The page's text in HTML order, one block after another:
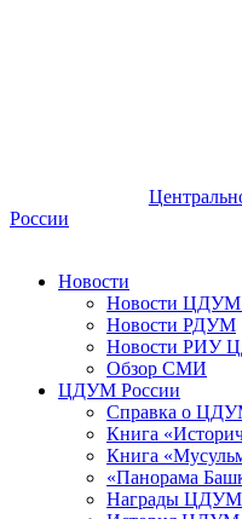
России
Новости
Новости ЦДУМ
Новости РДУМ
Новости РИУ
Обзор СМИ
ЦДУМ России
Справка о
Книга
Книга
«Панорама
Награды ЦДУМ